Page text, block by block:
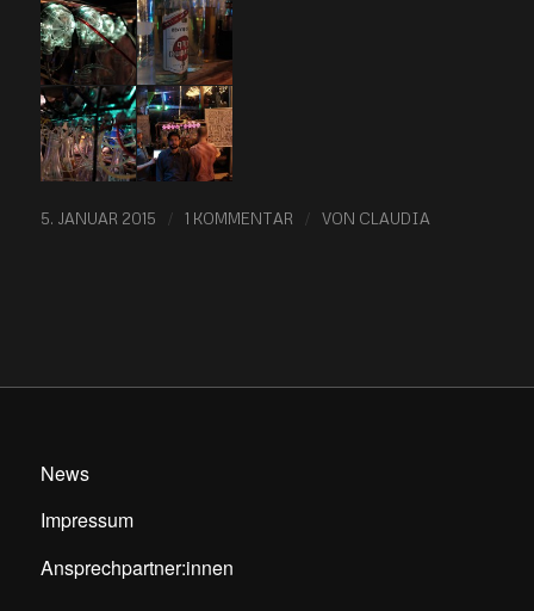
5. JANUAR 2015 / 1 KOMMENTAR / VON CLAUDIA
News
Impressum
Ansprechpartner:innen